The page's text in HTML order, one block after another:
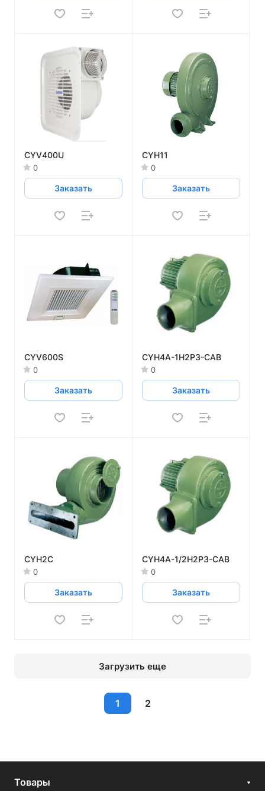
CYV400U
0
Заказать
CYH11
0
Заказать
CYV600S
0
Заказать
CYH4A-1H2P3-CAB
0
Заказать
CYH2C
0
Заказать
CYH4A-1/2H2P3-CAB
0
Заказать
Загрузить еще
1 2
Товары